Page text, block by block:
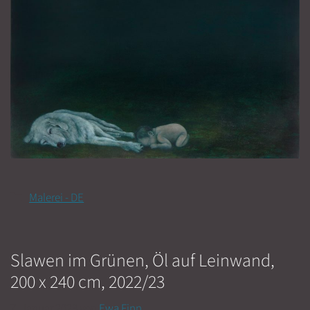
Kategorien
Malerei - DE
Slawen im Grünen, Öl auf Leinwand,
200 x 240 cm, 2022/23